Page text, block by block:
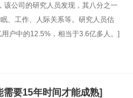
公司的研究人员发现，其八分之一
、工作、人际关系等。研究人员估
户中的12.5%，相当于3.6亿多人。]
要15年时间才能成熟]